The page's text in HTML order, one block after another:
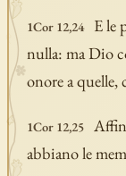
1Cor 12,24
E le
nulla: ma Dio
onore a quelle,
1Cor 12,25
abbiano le